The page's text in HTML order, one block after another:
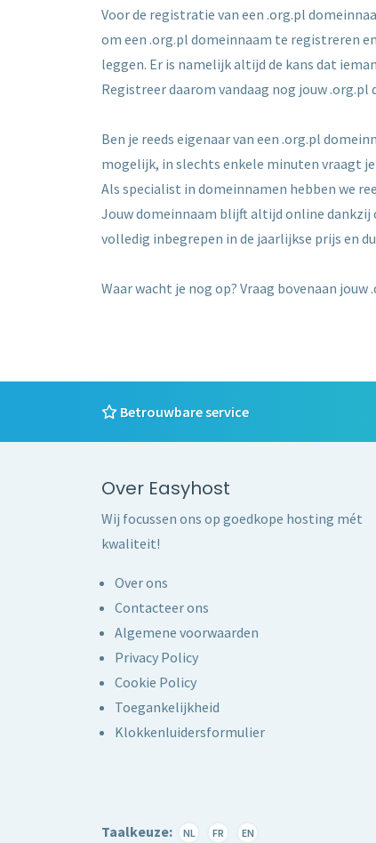
Voor de registratie van een .org.pl
om een .org.pl domeinnaam te registreren
leggen. Er is namelijk altijd de kans dat
Registreer daarom vandaag nog jouw .org.pl
Ben je reeds eigenaar van een .org.pl
mogelijk, in slechts enkele minuten vraagt
Als specialist in domeinnamen hebben we
Jouw domeinnaam blijft altijd online dankzij
volledig inbegrepen in de jaarlijkse prijs en
Waar wacht je nog op? Vraag bovenaan
Betrouwbare service
Over Easyhost
Wij focussen ons op goedkope hosting mét
kwaliteit!
Over ons
Contacteer ons
Algemene voorwaarden
Privacy Policy
Cookie Policy
Toegankelijkheid
Klokkenluidersformulier
Taalkeuze: NL FR EN